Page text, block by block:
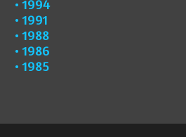
1994
1991
1988
1986
1985